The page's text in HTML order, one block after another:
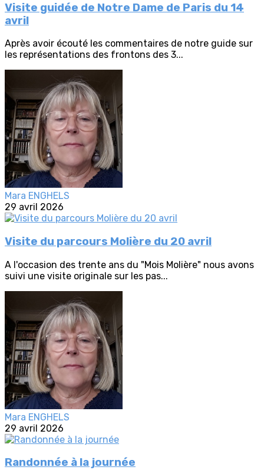
Visite guidée de Notre Dame de Paris du 14
avril
Après avoir écouté les commentaires de notre guide sur
les représentations des frontons des 3...
Mara ENGHELS
29 avril 2026
Visite du parcours Molière du 20 avril
A l'occasion des trente ans du "Mois Molière" nous avons
suivi une visite originale sur les pas...
Mara ENGHELS
29 avril 2026
Randonnée à la journée